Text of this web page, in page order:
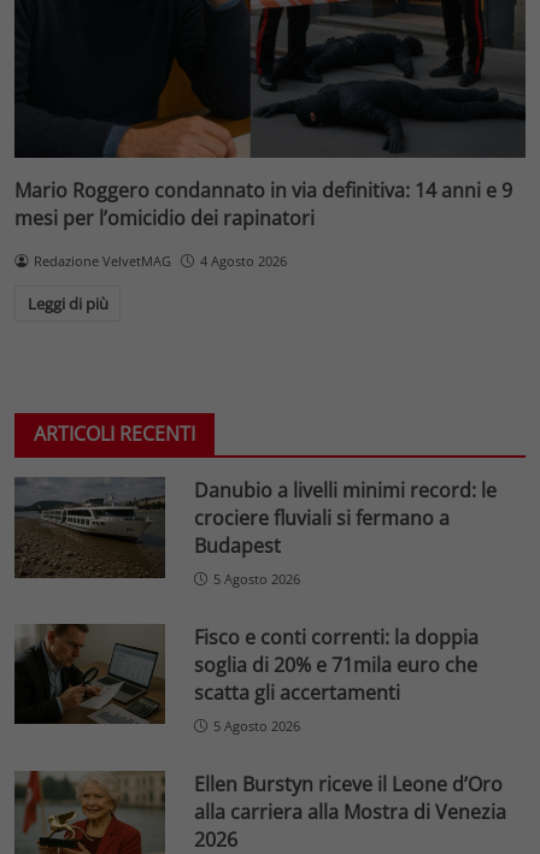
Mario Roggero condannato in via definitiva: 14 anni e 9
mesi per l’omicidio dei rapinatori
Redazione VelvetMAG 4 Agosto 2026
Leggi di più
ARTICOLI RECENTI
Danubio a livelli minimi record: le
crociere fluviali si fermano a
Budapest
5 Agosto 2026
Fisco e conti correnti: la doppia
soglia di 20% e 71mila euro che
scatta gli accertamenti
5 Agosto 2026
Ellen Burstyn riceve il Leone d’Oro
alla carriera alla Mostra di Venezia
2026